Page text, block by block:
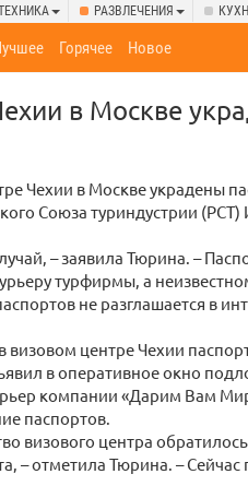
РАЗВЛЕЧЕНИЯ
Горячее Новое
в Москве
Чехии в Москве украдены
Союза туриндустрии
– заявила Тюрина. –
турфирмы, а
не разглашается в
визовом центре Чехии
в оперативное окно
компании «Дарим Вам
паспортов.
визового центра
– отметила Тюрина. –